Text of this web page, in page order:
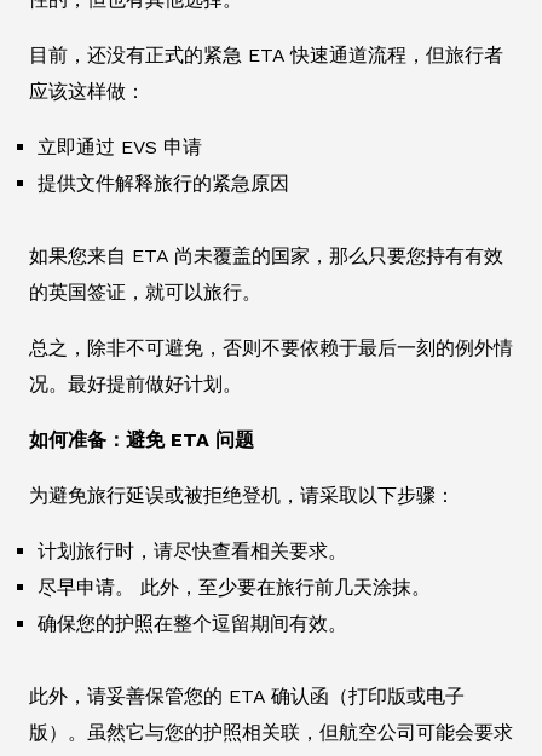
目前，还没有正式的紧急 ETA 快速通道流程，但旅行者
应该这样做：
立即通过 EVS 申请
提供文件解释旅行的紧急原因
如果您来自 ETA 尚未覆盖的国家，那么只要您持有有效
的英国签证，就可以旅行。
总之，除非不可避免，否则不要依赖于最后一刻的例外情
况。最好提前做好计划。
如何准备：避免 ETA 问题
为避免旅行延误或被拒绝登机，请采取以下步骤：
计划旅行时，请尽快查看相关要求。
尽早申请。 此外，至少要在旅行前几天涂抹。
确保您的护照在整个逗留期间有效。
此外，请妥善保管您的 ETA 确认函（打印版或电子
版）。虽然它与您的护照相关联，但航空公司可能会要求